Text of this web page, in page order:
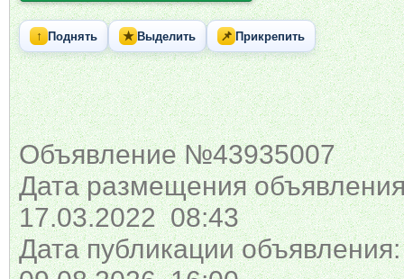
↑ Поднять ★ Выделить 📌 Прикрепить
Объявление №43935007
Дата размещения
17.03.2022 08:43
Дата публикации объявления: